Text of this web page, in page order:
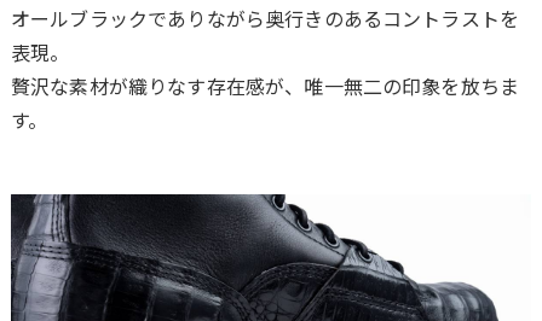
オールブラックでありながら奥行きのあるコントラストを
表現。
贅沢な素材が織りなす存在感が、唯一無二の印象を放ちま
す。